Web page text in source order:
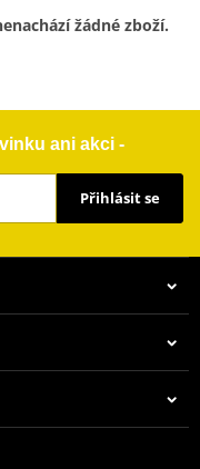
žádné zboží.
ani akci -
Přihlásit se